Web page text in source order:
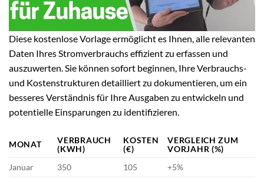
Diese kostenlose Vorlage ermöglicht es Ihnen, alle relevanten
Daten Ihres Stromverbrauchs effizient zu erfassen und
auszuwerten. Sie können sofort beginnen, Ihre Verbrauchs-
und Kostenstrukturen detailliert zu dokumentieren, um ein
besseres Verständnis für Ihre Ausgaben zu entwickeln und
potentielle Einsparungen zu identifizieren.
MONAT
VERBRAUCH
(KWH)
KOSTEN
(€)
VERGLEICH ZUM
VORJAHR (%)
Januar
350 105
+5%